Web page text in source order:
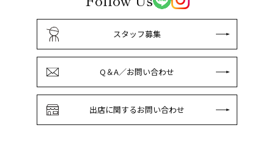
スタッフ募集
Q＆A／お問い合わせ
出店に関するお問い合わせ